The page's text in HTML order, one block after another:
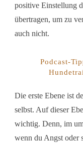
positive Einstellung
übertragen, um zu
auch nicht.
Podcast-
Die erste Ebene ist
selbst. Auf dieser
wichtig. Denn, im
wenn du Angst oder